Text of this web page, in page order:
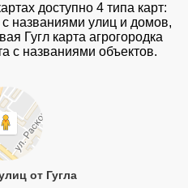
доступно 4 типа карт:
с названиями улиц и домов,
Гугл карта агрогородка
с названиями объектов.
от Гугла